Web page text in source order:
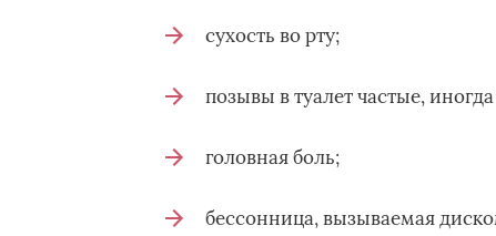
сухость во рту;
позывы в туалет частые,
головная боль;
бессонница, вызываемая